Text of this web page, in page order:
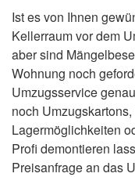
Ist es von Ihnen
Kellerraum vor dem
aber sind
Wohnung noch
Umzugsservice
noch
Lagermöglichkeiten
Profi demontieren
Preisanfrage an das